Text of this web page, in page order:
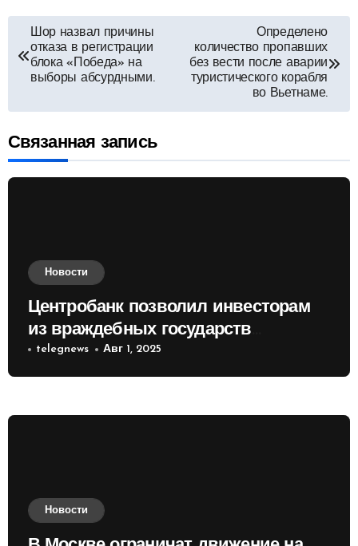
Навигация
по
Шор назвал причины
отказа в регистрации
блока «Победа» на
выборы абсурдными.
Определено
количество пропавших
без вести после аварии
туристического корабля
во Вьетнаме.
Связанная запись
Новости
Центробанк позволил инвесторам
из враждебных государств
приобретать валюту
telegnews Авг 1, 2025
Новости